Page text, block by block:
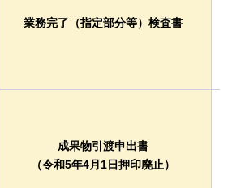
業務完了（指定部分等）検査書
成果物引渡申出書
（令和5年4月1日押印廃止）